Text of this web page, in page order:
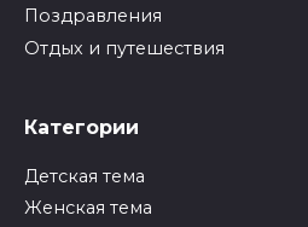
Поздравления
Отдых и путешествия
Категории
Детская тема
Женская тема